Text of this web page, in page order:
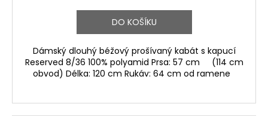
DO KOŠÍKU
Dámský dlouhý béžový prošívaný kabát s kapucí
Reserved 8/36 100% polyamid Prsa: 57 cm (114 cm
obvod) Délka: 120 cm Rukáv: 64 cm od ramene